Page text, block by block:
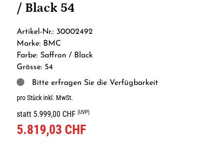
/ Black 54
Artikel-Nr.: 30002492
Marke: BMC
Farbe: Saffron / Black
Grösse: 54
Bitte erfragen Sie die Verfügbarkeit
pro Stück inkl. MwSt.
statt 5.999,00 CHF(UVP)
5.819,03 CHF